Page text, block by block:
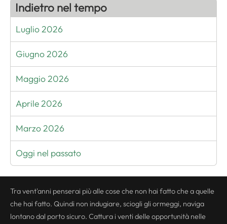
Indietro nel tempo
Luglio 2026
Giugno 2026
Maggio 2026
Aprile 2026
Marzo 2026
Oggi nel passato
Tra vent'anni penserai più alle cose che non hai fatto che a quelle
che hai fatto. Quindi non indugiare, sciogli gli ormeggi, naviga
lontano dal porto sicuro. Cattura i venti delle opportunità nelle